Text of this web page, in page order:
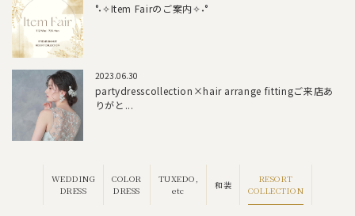
°˖✧Item Fairのご案内✧˖°
2023.06.30
partydresscollection×hair arrange fittingご来店あ
りがと...
WEDDING
DRESS
COLOR
DRESS
TUXEDO,
etc
和装
RESORT
COLLECTION